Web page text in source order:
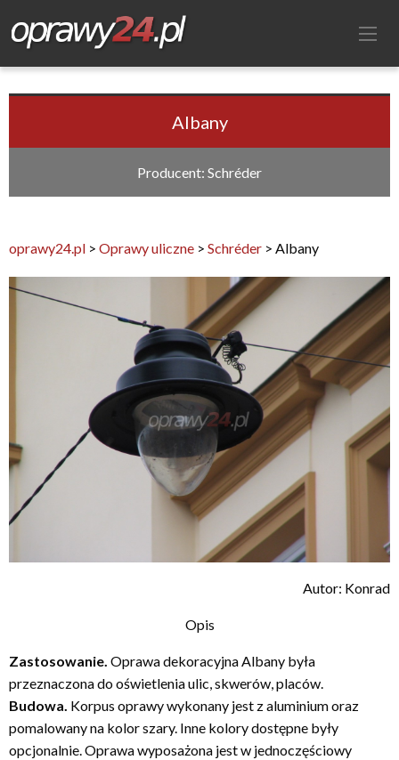
Albany
Producent: Schréder
oprawy24.pl > Oprawy uliczne > Schréder > Albany
Autor: Konrad
Opis
Zastosowanie. Oprawa dekoracyjna Albany była
przeznaczona do oświetlenia ulic, skwerów, placów.
Budowa. Korpus oprawy wykonany jest z aluminium oraz
pomalowany na kolor szary. Inne kolory dostępne były
opcjonalnie. Oprawa wyposażona jest w jednoczęściowy